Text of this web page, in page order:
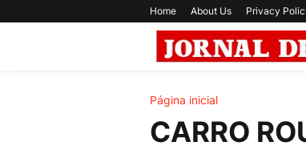
Home About Us Privacy
Página inicial
CARRO